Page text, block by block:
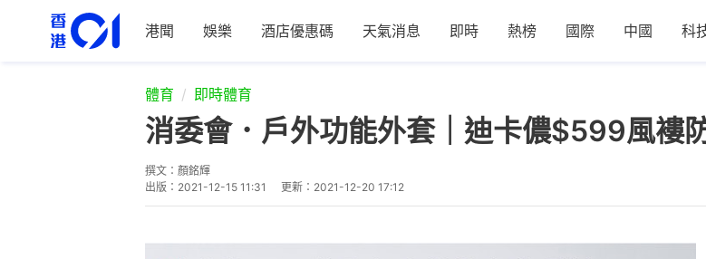
港聞 娛樂 酒店優惠碼 天氣消息 即時 熱榜 國際 中國 科
體育 即時體育
消委會．戶外功能外套｜迪卡儂$599風
撰文： 顏銘輝
出版： 2021-12-15 11:31 更新： 2021-12-20 17:12